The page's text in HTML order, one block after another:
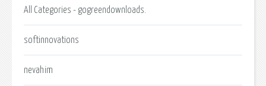
All Categories - gogreendownloads.
softinnovations
nevahim